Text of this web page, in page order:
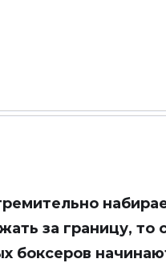
за границу, то
боксеров